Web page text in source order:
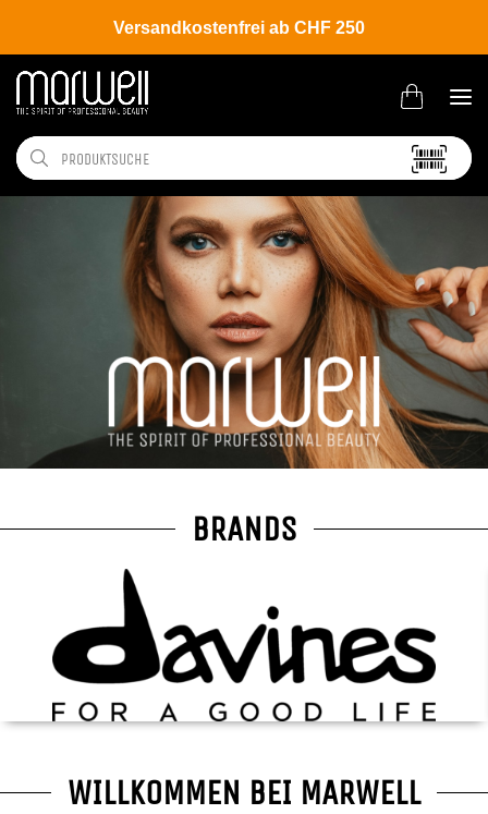
Versandkostenfrei ab CHF 250
BRANDS
WILLKOMMEN BEI MARWELL